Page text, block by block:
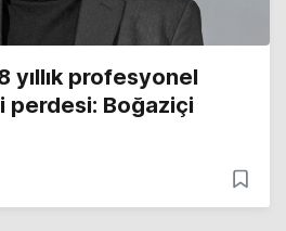
yıllık profesyonel
perdesi: Boğaziçi